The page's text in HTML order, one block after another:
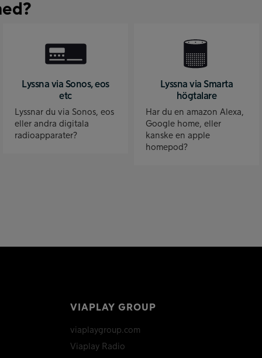
Lyssna via Sonos, eos
etc
Lyssnar du via Sonos, eos
eller andra digitala
radioapparater?
Lyssna via Smarta
högtalare
Har du en amazon Alexa,
Google home, eller
kanske en apple
homepod?
VIAPLAY GROUP
viaplaygroup.com
Viaplay Radio